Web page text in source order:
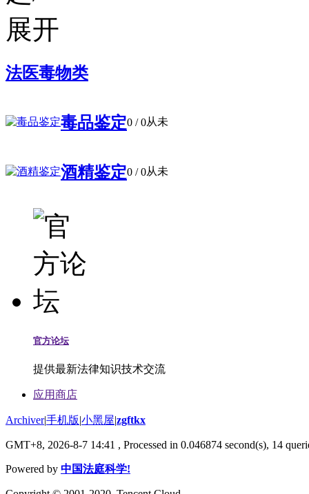
法医毒物类
毒品鉴定0 / 0从未
酒精鉴定0 / 0从未
官方论坛
提供最新法律知识技术交流
应用商店
Archiver|手机版|小黑屋|zgftkx
GMT+8, 2026-8-7 14:41 , Processed in 0.046874 second(s), 14
Powered by 中国法庭科学!